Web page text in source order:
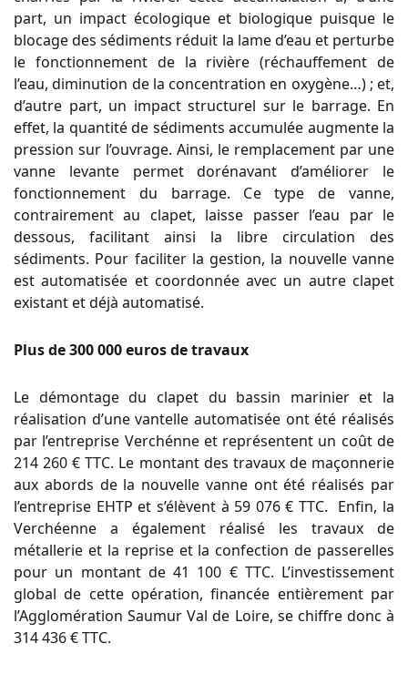
part, un impact écologique et biologique puisque le
blocage des sédiments réduit la lame d’eau et perturbe
le fonctionnement de la rivière (réchauffement de
l’eau, diminution de la concentration en oxygène…) ; et,
d’autre part, un impact structurel sur le barrage. En
effet, la quantité de sédiments accumulée augmente la
pression sur l’ouvrage. Ainsi, le remplacement par une
vanne levante permet dorénavant d’améliorer le
fonctionnement du barrage. Ce type de vanne,
contrairement au clapet, laisse passer l’eau par le
dessous, facilitant ainsi la libre circulation des
sédiments. Pour faciliter la gestion, la nouvelle vanne
est automatisée et coordonnée avec un autre clapet
existant et déjà automatisé.
Plus de 300 000 euros de travaux
Le démontage du clapet du bassin marinier et la
réalisation d’une vantelle automatisée ont été réalisés
par l’entreprise Verchénne et représentent un coût de
214 260 € TTC. Le montant des travaux de maçonnerie
aux abords de la nouvelle vanne ont été réalisés par
l’entreprise EHTP et s’élèvent à 59 076 € TTC. Enfin, la
Verchéenne a également réalisé les travaux de
métallerie et la reprise et la confection de passerelles
pour un montant de 41 100 € TTC. L’investissement
global de cette opération, financée entièrement par
l’Agglomération Saumur Val de Loire, se chiffre donc à
314 436 € TTC.